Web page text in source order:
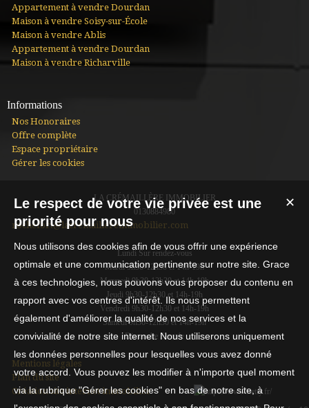
Appartement à vendre Dourdan
Maison à vendre Soisy-sur-École
Maison à vendre Ablis
Appartement à vendre Dourdan
Maison à vendre Richarville
Informations
Nos Honoraires
Offre complète
Espace propriétaire
Gérer les cookies
LA CRÉMAILLÈRE IMMOBILIER
0130884980
rochefort@lacremaillereimmobilier.com
Lundi Sur rendez-vous
Mardi 9h30-12h30 et 14h-19h
Mercredi 9h30-12h30 et 14h-19h
Jeudi 9h30-12h30 et 14h-19h
Vendredi 9h30-12h30 et 14h-19h
Samedi 9h30-12h30 et 14h-19h
Dimanche Fermée
Mentions légales
Plan du site
Création site internet immobilier
✕
Le respect de votre vie privée est une
priorité pour nous
Nous utilisons des cookies afin de vous offrir une expérience
optimale et une communication pertinente sur notre site. Grace
à ces technologies, nous pouvons vous proposer du contenu en
rapport avec vos centres d'intérêt. Ils nous permettent
également d'améliorer la qualité de nos services et la
convivialité de notre site internet. Nous utiliserons uniquement
les données personnelles pour lesquelles vous avez donné
votre accord. Vous pouvez les modifier à n'importe quel moment
via la rubrique "Gérer les cookies" en bas de notre site, à